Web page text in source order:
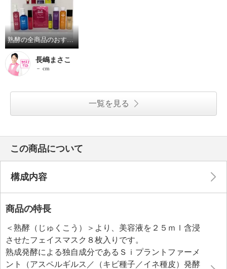
熟酵の全商品のおすすめの手順を紹介しております❗️
長嶋まさこ
－ cm
一覧を見る
この商品について
構成内容
商品の特長
＜熟酵（じゅくこう）＞より、美容液を２５ｍｌ含浸
させたフェイスマスク８枚入りです。
熟成発酵による独自成分であるＳｉプラントファーメ
ント（アスペルギルス／（キビ種子／イネ種皮）発酵